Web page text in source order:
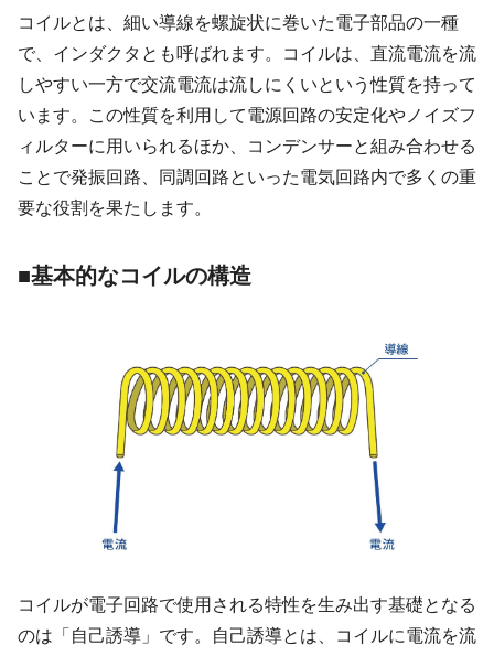
コイルとは、細い導線を螺旋状に巻いた電子部品の一種
で、インダクタとも呼ばれます。コイルは、直流電流を流
しやすい一方で交流電流は流しにくいという性質を持って
います。この性質を利用して電源回路の安定化やノイズフ
ィルターに用いられるほか、コンデンサーと組み合わせる
ことで発振回路、同調回路といった電気回路内で多くの重
要な役割を果たします。
■基本的なコイルの構造
コイルが電子回路で使用される特性を生み出す基礎となる
のは「自己誘導」です。自己誘導とは、コイルに電流を流